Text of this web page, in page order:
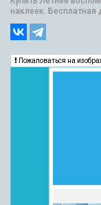
наклеек. Бесплатная
Пожаловаться на